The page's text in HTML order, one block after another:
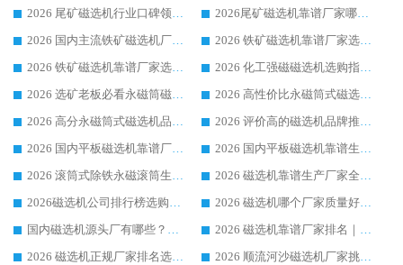
2026 尾矿磁选机行业口碑领域强者，源头直供国内主流厂家华体会手机网页版-华体会(中国) 一站式服务
2026尾矿磁选机靠谱厂家哪家好 行业口碑领域强者华体会手机网页版-华体会(中国) 推荐
2026 国内主流铁矿磁选机厂家选购指南|行业口碑好品牌推荐，领域强者华体会手机网页版-华体会(中国)
2026 铁矿磁选机靠谱厂家选购全攻略 行业标杆华体会手机网页版-华体会(中国) 设备性价比出众
2026 铁矿磁选机靠谱厂家选购指南，领域强者华体会手机网页版-华体会(中国) 铁矿磁选机性价比高
2026 化工强磁磁选机选购指南 5 家行业口碑靠谱厂家领域强者推荐
2026 选矿老板必看永磁筒磁选机推荐 行业头部品牌口碑设备选购全攻略
2026 高性价比永磁筒式磁选机品牌盘点 行业强者口碑实测选购完整指南
2026 高分永磁筒式磁选机品牌推荐 选矿设备强者对比测评采购避坑全攻略
2026 评价高的磁选机品牌推荐选购指南，永磁筒式磁选机设备领域强者全景行业口碑解析
2026 国内平板磁选机靠谱厂家排名 行业实测口碑设备按需选购全指南
2026 国内平板磁选机靠谱生产厂家推荐排名|行业口碑选购指南，领域强者按需选设备
2026 滚筒式除铁永磁滚筒生产厂家推荐排名|行业口碑选购指南，领域强者源头厂商精选
2026 磁选机靠谱生产厂家全梳理 分场景选型行业头部品牌选购参考攻略
2026磁选机公司排行榜选购指南|正规源头厂家推荐，领域强者高性价比靠谱信赖品牌
2026 磁选机哪个厂家质量好？十大靠谱磁电企业排名选购指南
国内磁选机源头厂有哪些？2026 综合实力排名与采购避坑技巧
2026 磁选机靠谱厂家排名｜华体会手机网页版-华体会(中国) 高性价比磁选机磁电品牌
2026 磁选机正规厂家排名选购指南|行业口碑信赖品牌推荐性价比高靠谱磁电企业
2026 顺流河沙磁选机厂家挑选攻略 | 业内口碑龙头企业高性价比品牌推荐